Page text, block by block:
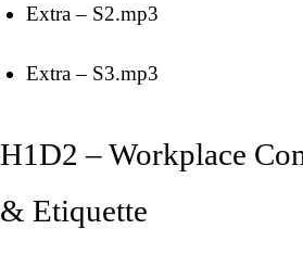
Extra – S2.mp3
Extra – S3.mp3
H1D2 – Workplace
& Etiquette